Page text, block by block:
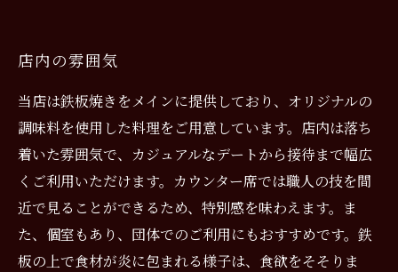
店内の雰囲気
当店は鉄板焼きをメインに提供しており、オリジナルの
調味料を使用した料理をご用意しています。店内は落ち
着いた雰囲気で、カジュアルなデートから接待まで幅広
くご利用いただけます。カウンター席では職人の技を間
近で見ることができるため、特別感を味わえます。ま
た、個室もあり、団体でのご利用にもおすすめです。鉄
板の上で食材が炎に包まれる様子は、食欲をそそりま